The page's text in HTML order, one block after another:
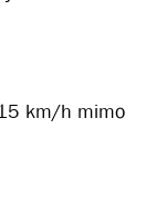
km/h mimo